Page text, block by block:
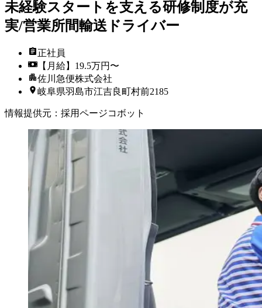
未経験スタートを支える研修制度が充
実/営業所間輸送ドライバー
正社員
【月給】19.5万円〜
佐川急便株式会社
岐阜県羽島市江吉良町村前2185
情報提供元 ： 採用ページコボット